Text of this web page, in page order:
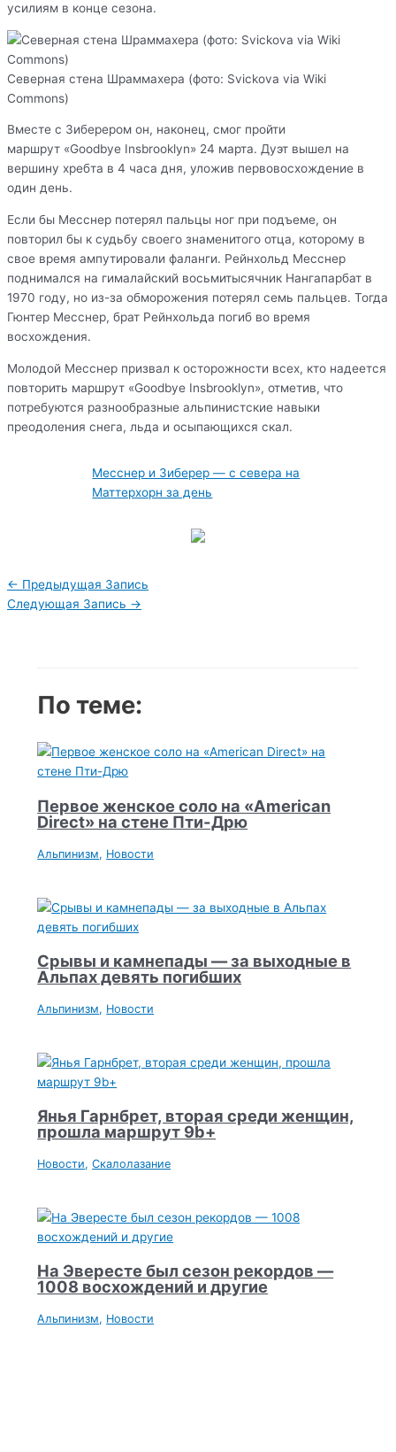
усилиям в конце сезона.
Северная стена Шраммахера (фото: Svickova via Wiki
Commons)
Вместе с Зиберером он, наконец, смог пройти
маршрут «Goodbye Insbrooklyn» 24 марта. Дуэт вышел на
вершину хребта в 4 часа дня, уложив первовосхождение в
один день.
Если бы Месснер потерял пальцы ног при подъеме, он
повторил бы к судьбу своего знаменитого отца, которому в
свое время ампутировали фаланги. Рейнхольд Месснер
поднимался на гималайский восьмитысячник Нангапарбат в
1970 году, но из-за обморожения потерял семь пальцев. Тогда
Гюнтер Месснер, брат Рейнхольда погиб во время
восхождения.
Молодой Месснер призвал к осторожности всех, кто надеется
повторить маршрут «Goodbye Insbrooklyn», отметив, что
потребуются разнообразные альпинистские навыки
преодоления снега, льда и осыпающихся скал.
Месснер и Зиберер — с севера на
Маттерхорн за день
Навигация
по
← Предыдущая Запись
Следующая Запись →
По теме:
Первое женское соло на «American
Direct» на стене Пти-Дрю
Альпинизм, Новости
Срывы и камнепады — за выходные в
Альпах девять погибших
Альпинизм, Новости
Янья Гарнбрет, вторая среди женщин,
прошла маршрут 9b+
Новости,Скалолазание
На Эвересте был сезон рекордов —
1008 восхождений и другие
Альпинизм, Новости